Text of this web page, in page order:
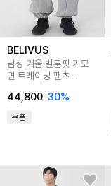
BELIVUS
남성 겨울 벌룬핏 기모
면 트레이닝 팬츠
44,800 30%
쿠폰